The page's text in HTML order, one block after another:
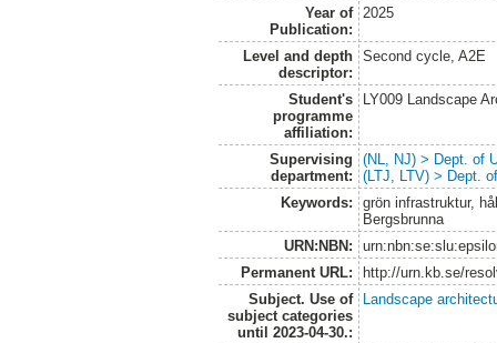
Year of
Publication:
2025
Level and depth
descriptor:
Second cycle, A2E
Student's
programme
affiliation:
LY009 Landscape
Supervising
department:
(NL, NJ) > Dept. of
(LTJ, LTV) > Dept.
Keywords:
grön infrastruktur,
Bergsbrunna
URN:NBN:
Permanent URL:
http://urn.kb.se/
Subject. Use of
subject categories
until 2023-04-30.:
Landscape